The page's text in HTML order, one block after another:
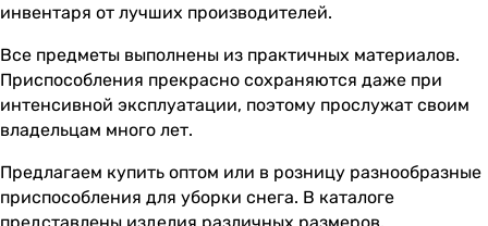
инвентаря от лучших производителей.
Все предметы выполнены из практичных материалов.
Приспособления прекрасно сохраняются даже при
интенсивной эксплуатации, поэтому прослужат своим
владельцам много лет.
Предлагаем купить оптом или в розницу разнообразные
приспособления для уборки снега. В каталоге